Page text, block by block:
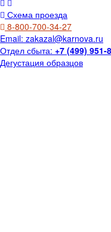
Схема проезда
8-800-700-34-27
Email: zakazal@karnova.ru
Отдел сбыта: +7 (499) 951-
Дегустация образцов